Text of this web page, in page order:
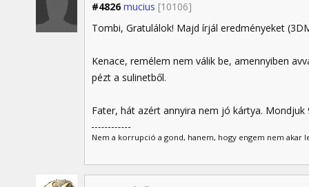
#4826 mucius [10106]
Tombi, Gratulálok! Majd írjál eredményeket
Kenace, remélem nem válik be, amennyiben
pézt a sulinetből.
Fater, hát azért annyira nem jó kártya.
Nem a korrupció a gond, hanem, hogy engem nem akar